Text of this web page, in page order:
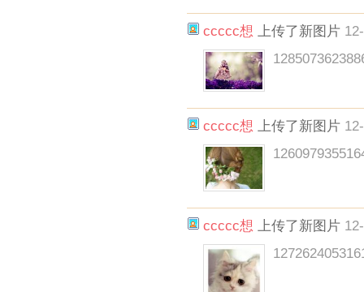
ccccc想 上传了新图片
ccccc想 上传了新图片
ccccc想 上传了新图片